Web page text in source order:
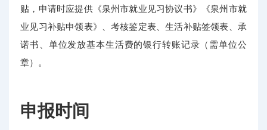
贴，申请时应提供《泉州市就业见习协议书》《泉州市就
业见习补贴申领表》、考核鉴定表、生活补贴签领表、承
诺书、单位发放基本生活费的银行转账记录（需单位公
章）。
申报时间